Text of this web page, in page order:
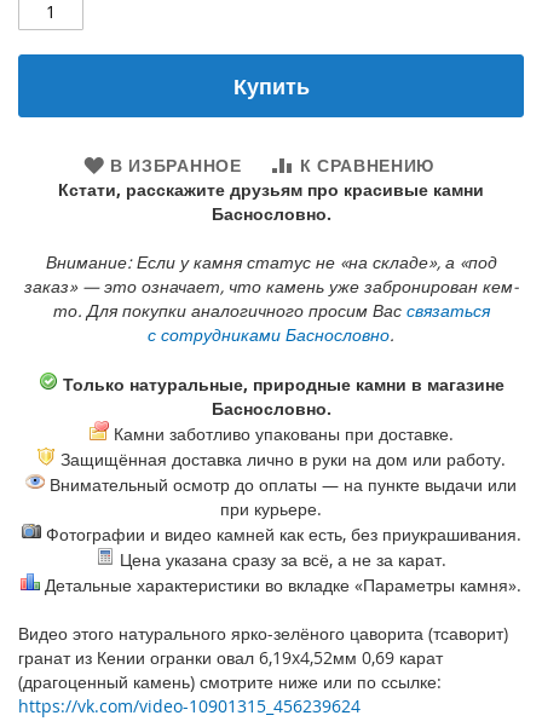
Купить
В ИЗБРАННОЕ
К СРАВНЕНИЮ
Кстати, расскажите друзьям про красивые камни
Баснословно.
Внимание: Если у камня статус не «на складе», а «под
заказ» — это означает, что камень уже забронирован кем-
то. Для покупки аналогичного просим Вас связаться
с сотрудниками Баснословно.
Только натуральные, природные камни в магазине
Баснословно.
Камни заботливо упакованы при доставке.
Защищённая доставка лично в руки на дом или работу.
Внимательный осмотр до оплаты — на пункте выдачи или
при курьере.
Фотографии и видео камней как есть, без приукрашивания.
Цена указана сразу за всё, а не за карат.
Детальные характеристики во вкладке «Параметры камня».
Видео этого натурального ярко-зелёного цаворита (тсаворит)
гранат из Кении огранки овал 6,19x4,52мм 0,69 карат
(драгоценный камень) смотрите ниже или по ссылке:
https://vk.com/video-10901315_456239624